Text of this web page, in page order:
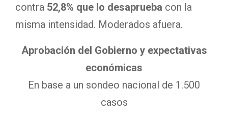
contra 52,8% que lo desaprueba con la
misma intensidad. Moderados afuera.
Aprobación del Gobierno y expectativas
económicas
En base a un sondeo nacional de 1.500
casos